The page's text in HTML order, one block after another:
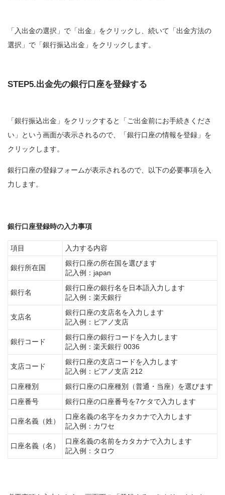
「入出金の選択」で「出金」をクリックし、続いて「出金方法の
選択」で「銀行振込出金」をクリックします。
STEP5.出金先の銀行口座を登録する
「銀行振込出金」をクリックすると「ご出金前にお手続きくださ
い」という画面が表示されるので、「銀行口座の情報を登録」を
クリックします。
銀行口座の登録フォームが表示されるので、以下の必要事項を入
力します。
銀行口座登録時の入力事項
項目 入力する内容
銀行所在国
銀行口座の所在国を選びます
記入例：japan
銀行名
銀行口座の銀行名を日本語入力します
記入例：楽天銀行
支店名
銀行口座の支店名を入力します
記入例：ピアノ支店
銀行コード
銀行口座の銀行コードを入力します
記入例：楽天銀行 0036
支店コード
銀行口座の支店コードを入力します
記入例：ピアノ支店 212
口座種別
銀行口座の口座種別（普通・当座）を選びます
口座番号
銀行口座の口座番号を7ケタで入力します
口座名義（姓）
口座名義の名字をカタカナで入力します
記入例：カワセ
口座名義（名）
口座名義の名前をカタカナで入力します
記入例：タロウ